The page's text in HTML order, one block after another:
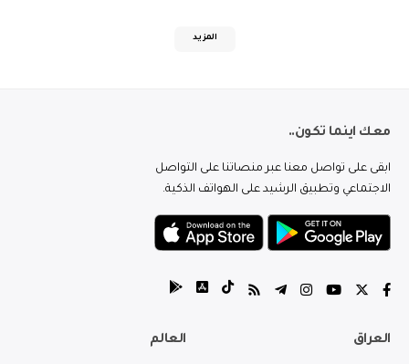
المزيد
معك اينما تكون..
ابقى على تواصل معنا عبر منصاتنا على التواصل
الاجتماعي وتطبيق الرشيد على الهواتف الذكية.
العراق العالم